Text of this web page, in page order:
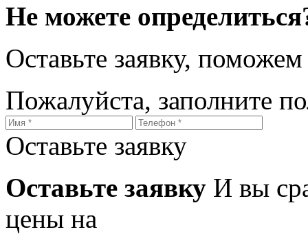
Не можете
Оставьте заявку,
Пожалуйста, заполните
Оставьте заявку
Оставьте заявку И вы
цены на